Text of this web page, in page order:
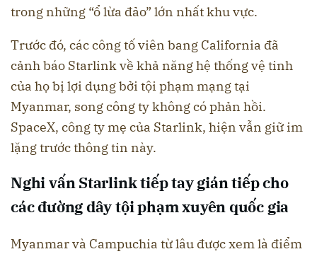
trong những “ổ lừa đảo” lớn nhất khu vực.
Trước đó, các công tố viên bang California đã
cảnh báo Starlink về khả năng hệ thống vệ tinh
của họ bị lợi dụng bởi tội phạm mạng tại
Myanmar, song công ty không có phản hồi.
SpaceX, công ty mẹ của Starlink, hiện vẫn giữ im
lặng trước thông tin này.
Nghi vấn Starlink tiếp tay gián tiếp cho
các đường dây tội phạm xuyên quốc gia
Myanmar và Campuchia từ lâu được xem là điểm